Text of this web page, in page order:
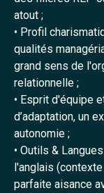
atout ;
• Profil
qualités
grand sens de
relationnelle ;
• Esprit d'équipe
d’adaptation, un
autonomie ;
• Outils &
l'anglais
parfaite aisance